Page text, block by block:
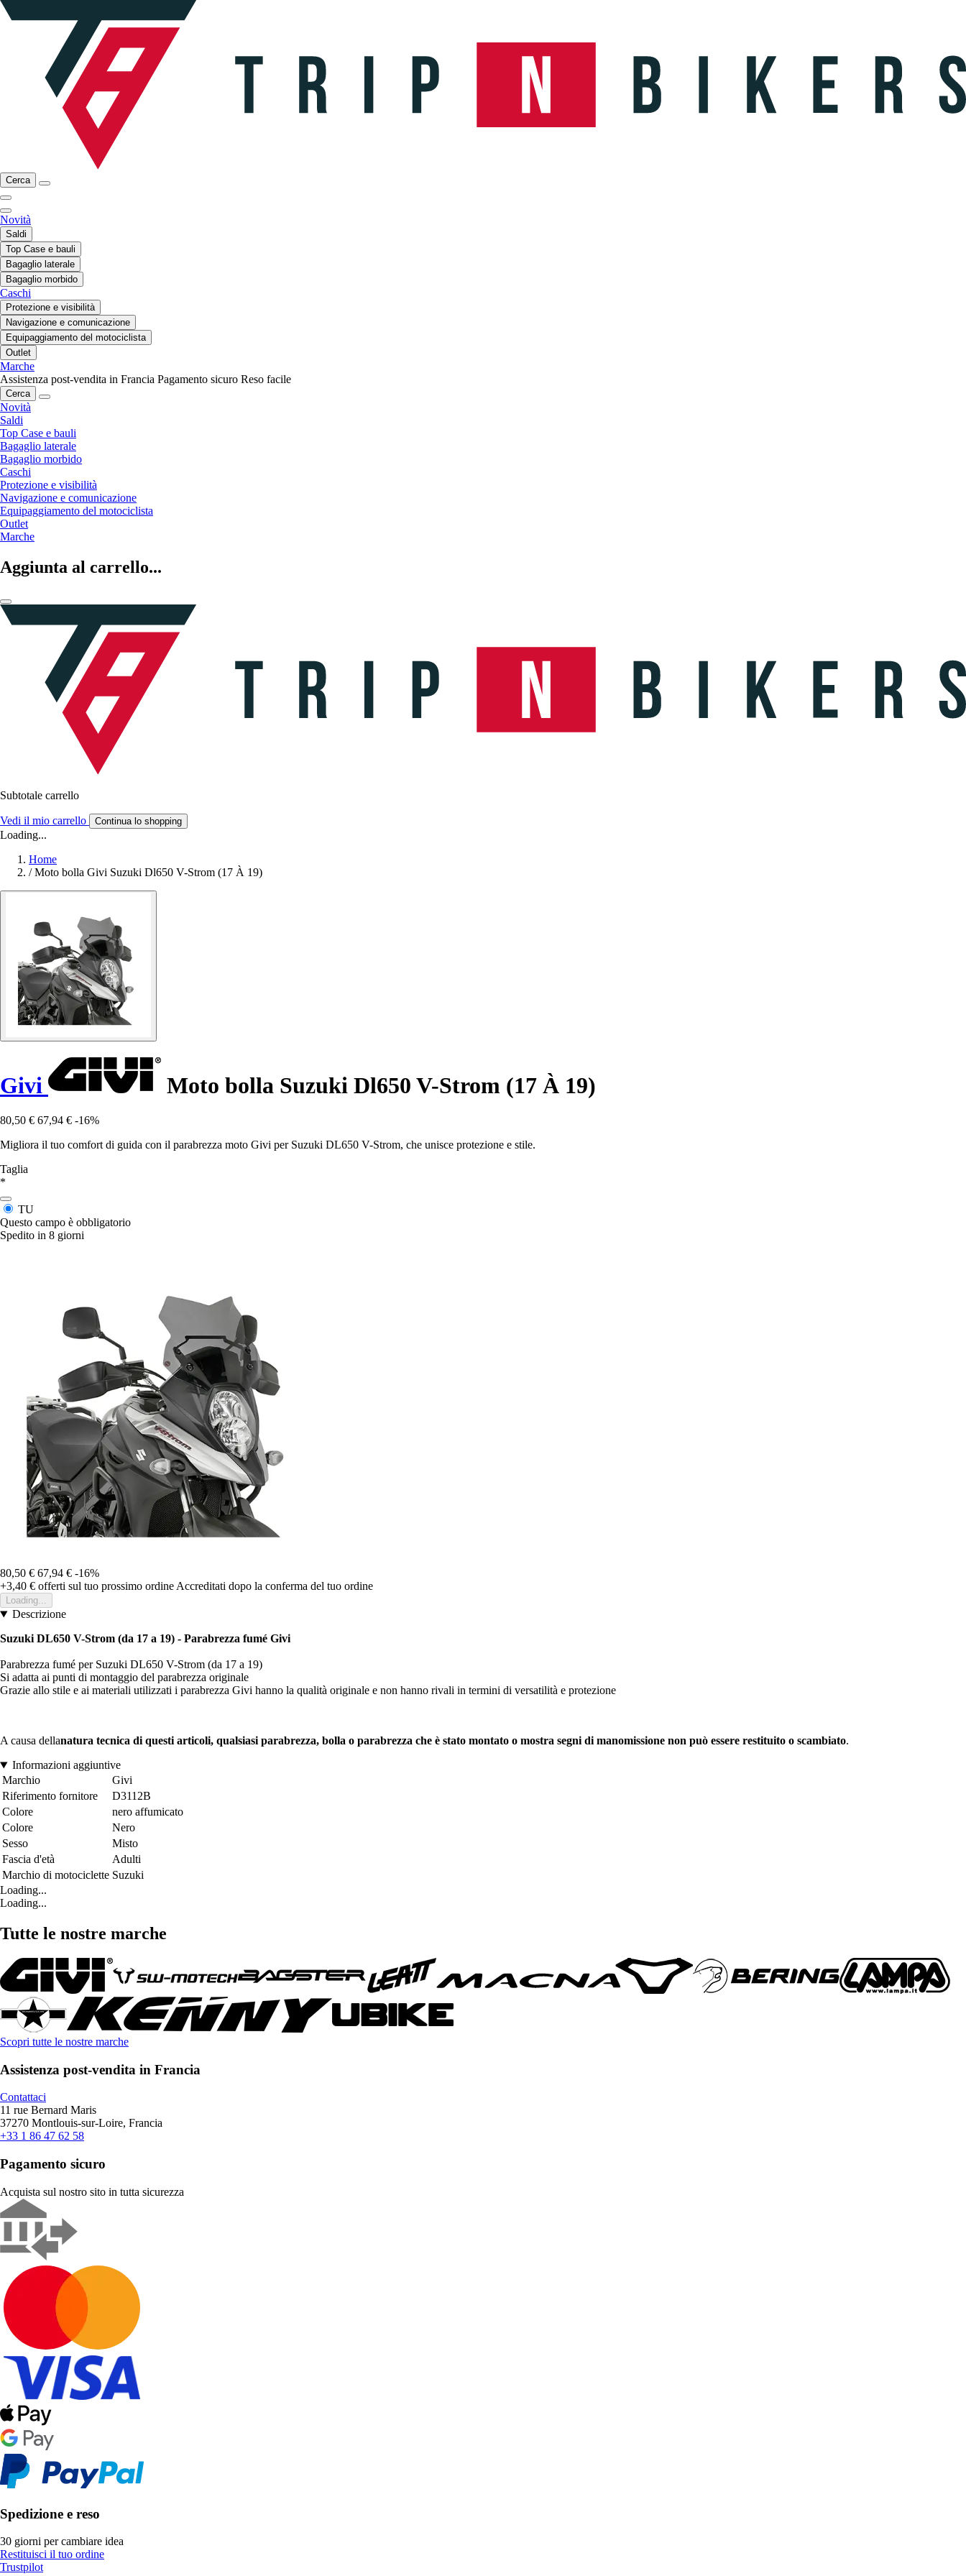
Cerca
Novità
Saldi
Top Case e bauli
Bagaglio laterale
Bagaglio morbido
Caschi
Protezione e visibilità
Navigazione e comunicazione
Equipaggiamento del motociclista
Outlet
Marche
Assistenza post-vendita in Francia Pagamento sicuro Reso facile
Cerca
Novità
Saldi
Top Case e bauli
Bagaglio laterale
Bagaglio morbido
Caschi
Protezione e visibilità
Navigazione e comunicazione
Equipaggiamento del motociclista
Outlet
Marche
Aggiunta al carrello...
Subtotale carrello
Vedi il mio carrello Continua lo shopping
Loading...
Home
/ Moto bolla Givi Suzuki Dl650 V-Strom (17 À 19)
Givi Moto bolla Suzuki Dl650 V-Strom (17 À 19)
80,50 € 67,94 € -16%
Migliora il tuo comfort di guida con il parabrezza moto Givi per Suzuki DL650 V-Strom, che unisce protezione e stile.
Taglia
*
TU
Questo campo è obbligatorio
Spedito in 8 giorni
80,50 € 67,94 € -16%
+3,40 € offerti sul tuo prossimo ordine Accreditati dopo la conferma del tuo ordine
Loading...
Descrizione
Suzuki DL650 V-Strom (da 17 a 19) - Parabrezza fumé Givi
Parabrezza fumé per Suzuki DL650 V-Strom (da 17 a 19)
Si adatta ai punti di montaggio del parabrezza originale
Grazie allo stile e ai materiali utilizzati i parabrezza Givi hanno la qualità originale e non hanno rivali in termini di versatilità e protezione
A causa dellanatura tecnica di questi articoli, qualsiasi parabrezza, bolla o parabrezza che è stato montato o mostra segni di manomissione non può essere restituito o scambiato.
Informazioni aggiuntive
Marchio
Givi
Riferimento fornitore
D3112B
Colore
nero affumicato
Colore
Nero
Sesso
Misto
Fascia d'età
Adulti
Marchio di motociclette Suzuki
Loading...
Loading...
Tutte le nostre marche
Scopri tutte le nostre marche
Assistenza post-vendita in Francia
Contattaci
11 rue Bernard Maris
37270 Montlouis-sur-Loire, Francia
+33 1 86 47 62 58
Pagamento sicuro
Acquista sul nostro sito in tutta sicurezza
Spedizione e reso
30 giorni per cambiare idea
Restituisci il tuo ordine
Trustpilot